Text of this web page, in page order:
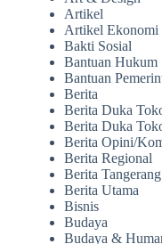
Artikel
Artikel Ekonomi
Bakti Sosial
Bantuan Hukum
Bantuan
Berita
Berita Duka
Berita Duka
Berita Opini/
Berita Regional
Berita
Berita Utama
Bisnis
Budaya
Budaya &